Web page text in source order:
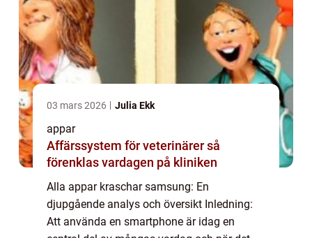
03 mars 2026 Julia Ekk
appar
Affärssystem för veterinärer så
förenklas vardagen på kliniken
Alla appar kraschar samsung: En
djupgående analys och översikt Inledning:
Att använda en smartphone är idag en